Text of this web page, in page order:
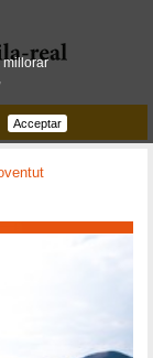
millorar
Acceptar